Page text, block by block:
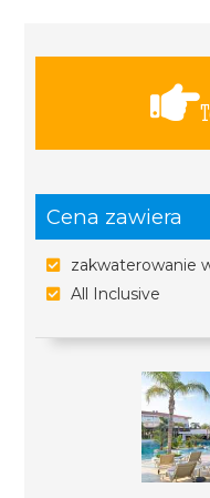
Cena zawiera
zakwaterowanie
All Inclusive